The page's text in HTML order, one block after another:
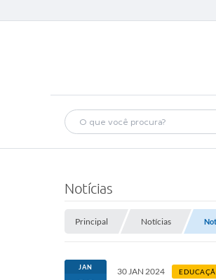
Notícias
Principal Notícias
JAN 30 JAN 2024